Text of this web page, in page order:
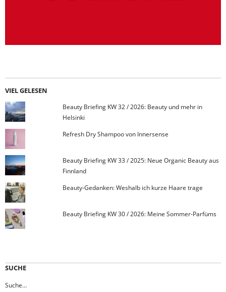
VIEL GELESEN
Beauty Briefing KW 32 / 2026: Beauty und mehr in
Helsinki
Refresh Dry Shampoo von Innersense
Beauty Briefing KW 33 / 2025: Neue Organic Beauty aus
Finnland
Beauty-Gedanken: Weshalb ich kurze Haare trage
Beauty Briefing KW 30 / 2026: Meine Sommer-Parfüms
SUCHE